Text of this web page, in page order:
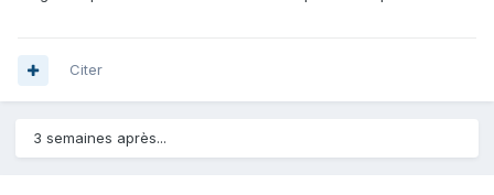
Citer
3 semaines après...